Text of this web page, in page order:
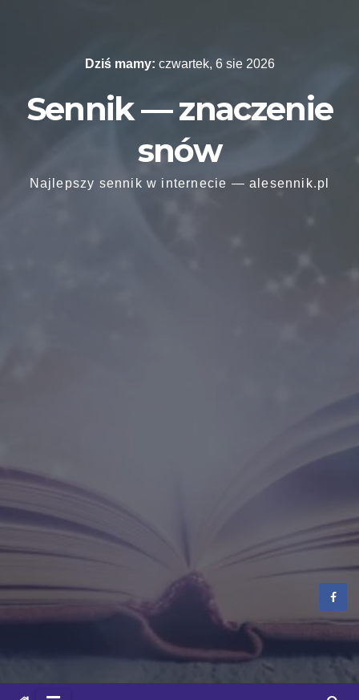
Dziś mamy: czwartek, 6 sie 2026
Sennik — znaczenie
snów
Najlepszy sennik w internecie — alesennik.pl